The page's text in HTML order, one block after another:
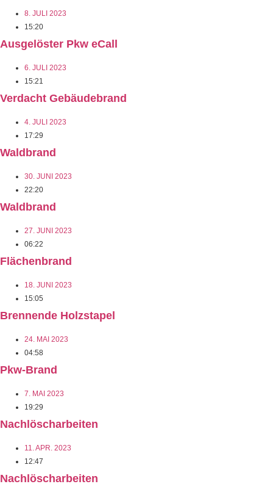
8. JULI 2023
15:20
Ausgelöster Pkw eCall
6. JULI 2023
15:21
Verdacht Gebäudebrand
4. JULI 2023
17:29
Waldbrand
30. JUNI 2023
22:20
Waldbrand
27. JUNI 2023
06:22
Flächenbrand
18. JUNI 2023
15:05
Brennende Holzstapel
24. MAI 2023
04:58
Pkw-Brand
7. MAI 2023
19:29
Nachlöscharbeiten
11. APR. 2023
12:47
Nachlöscharbeiten